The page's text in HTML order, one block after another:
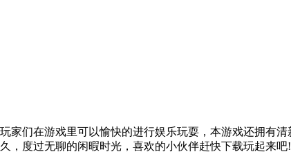
们在游戏里可以愉快的进行娱乐玩耍，本游戏还拥有
，度过无聊的闲暇时光，喜欢的小伙伴赶快下载玩起来吧!